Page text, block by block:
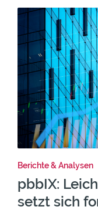
Berichte & Analysen
pbbIX:
setzt sich